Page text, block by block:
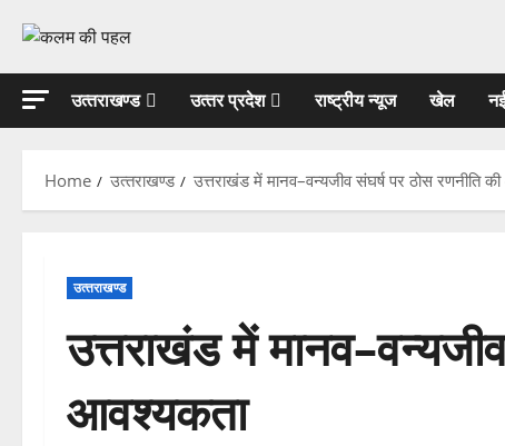
content
उत्‍तराखण्‍ड
उत्‍तर प्रदेश राष्ट्रीय न्यूज खेल
Home उत्‍तराखण्‍ड उत्तराखंड में मानव–वन्यजीव संघर्ष पर ठोस रणनीति
उत्‍तराखण्‍ड
उत्तराखंड में
आवश्यकता